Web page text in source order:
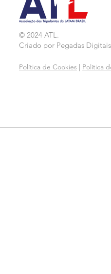
© 2024 ATL.
Criado por Pegadas Digitais
Política de Cookies Política